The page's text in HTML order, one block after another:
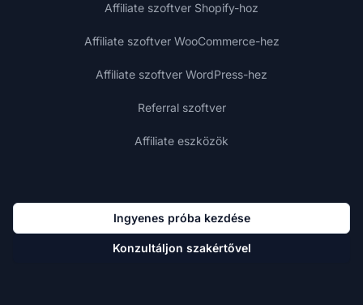
Affiliate szoftver Shopify-hoz
Affiliate szoftver WooCommerce-hez
Affiliate szoftver WordPress-hez
Referral szoftver
Affiliate eszközök
Ingyenes próba kezdése
Konzultáljon szakértővel